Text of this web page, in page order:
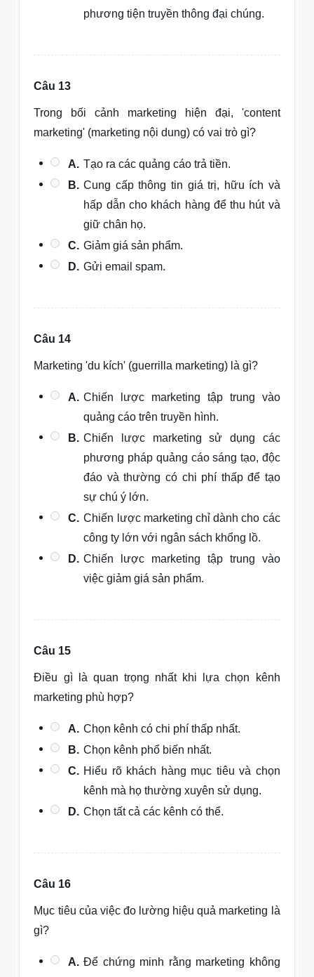
phương tiện truyền thông đại chúng.
Câu 13
Trong bối cảnh marketing hiện đại, 'content
marketing' (marketing nội dung) có vai trò gì?
A. Tạo ra các quảng cáo trả tiền.
B. Cung cấp thông tin giá trị, hữu ích và
hấp dẫn cho khách hàng để thu hút và
giữ chân họ.
C. Giảm giá sản phẩm.
D. Gửi email spam.
Câu 14
Marketing 'du kích' (guerrilla marketing) là gì?
A. Chiến lược marketing tập trung vào
quảng cáo trên truyền hình.
B. Chiến lược marketing sử dụng các
phương pháp quảng cáo sáng tạo, độc
đáo và thường có chi phí thấp để tạo
sự chú ý lớn.
C. Chiến lược marketing chỉ dành cho các
công ty lớn với ngân sách khổng lồ.
D. Chiến lược marketing tập trung vào
việc giảm giá sản phẩm.
Câu 15
Điều gì là quan trọng nhất khi lựa chọn kênh
marketing phù hợp?
A. Chọn kênh có chi phí thấp nhất.
B. Chọn kênh phổ biến nhất.
C. Hiểu rõ khách hàng mục tiêu và chọn
kênh mà họ thường xuyên sử dụng.
D. Chọn tất cả các kênh có thể.
Câu 16
Mục tiêu của việc đo lường hiệu quả marketing là
gì?
A. Để chứng minh rằng marketing không